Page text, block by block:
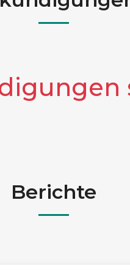
Berichte